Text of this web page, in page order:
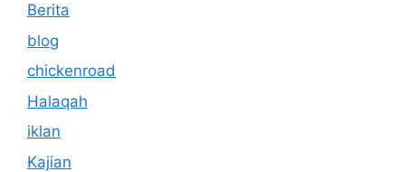
Berita
blog
chickenroad
Halaqah
iklan
Kajian